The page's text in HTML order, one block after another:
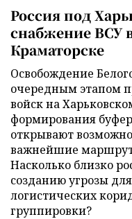
Россия под
снабжение ВСУ
Краматорске
Освобождение
очередным этапом
войск на
формирования
открывают
важнейшие
Насколько близко
созданию угрозы
логистических
группировки?